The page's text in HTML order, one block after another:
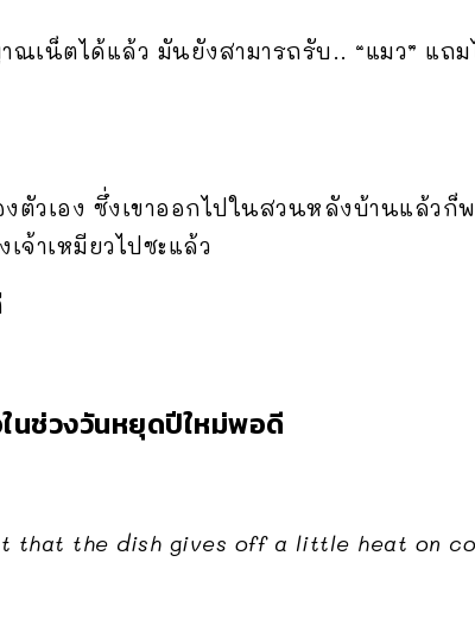
เน็ตได้แล้ว มันยังสามารถรับ.. “แมว” แถม
วเอง ซึ่งเขาออกไปในสวนหลังบ้านแล้วก็
าเหมียวไปซะแล้ว
ช่วงวันหยุดปีใหม่พอดี
the dish gives off a little heat on